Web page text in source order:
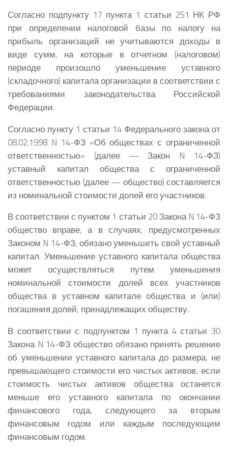
Согласно подпункту 17 пункта 1 статьи 251 НК РФ
при определении налоговой базы по налогу на
прибыль организаций не учитываются доходы в
виде сумм, на которые в отчетном (налоговом)
периоде произошло уменьшение уставного
(складочного) капитала организации в соответствии с
требованиями законодательства Российской
Федерации.
Согласно пункту 1 статьи 14 Федерального закона от
08.02.1998 N 14-ФЗ «Об обществах с ограниченной
ответственностью» (далее — Закон N 14-ФЗ)
уставный капитал общества с ограниченной
ответственностью (далее — общество) составляется
из номинальной стоимости долей его участников.
В соответствии с пунктом 1 статьи 20 Закона N 14-ФЗ
общество вправе, а в случаях, предусмотренных
Законом N 14-ФЗ, обязано уменьшить свой уставный
капитал. Уменьшение уставного капитала общества
может осуществляться путем уменьшения
номинальной стоимости долей всех участников
общества в уставном капитале общества и (или)
погашения долей, принадлежащих обществу.
В соответствии с подпунктом 1 пункта 4 статьи 30
Закона N 14-ФЗ общество обязано принять решение
об уменьшении уставного капитала до размера, не
превышающего стоимости его чистых активов, если
стоимость чистых активов общества останется
меньше его уставного капитала по окончании
финансового года, следующего за вторым
финансовым годом или каждым последующим
финансовым годом.